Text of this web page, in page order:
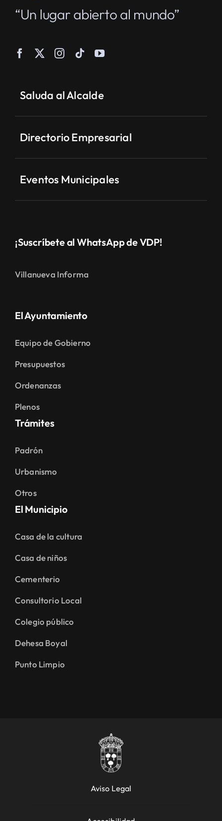
“Un lugar abierto al mundo”
Saluda al Alcalde
Directorio Empresarial
Eventos Municipales
¡Suscríbete al WhatsApp de VDP!
Villanueva Informa
El Ayuntamiento
Equipo de Gobierno
Presupuestos
Ordenanzas
Plenos
Trámites
Padrón
Urbanismo
Otros
El Municipio
Casa de la cultura
Casa de niños
Cementerio
Consultorio Local
Colegio público
Dehesa Boyal
Punto Limpio
Aviso Legal